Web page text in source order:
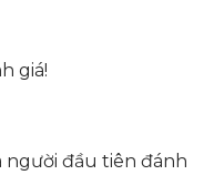
giá!
người đầu tiên đánh